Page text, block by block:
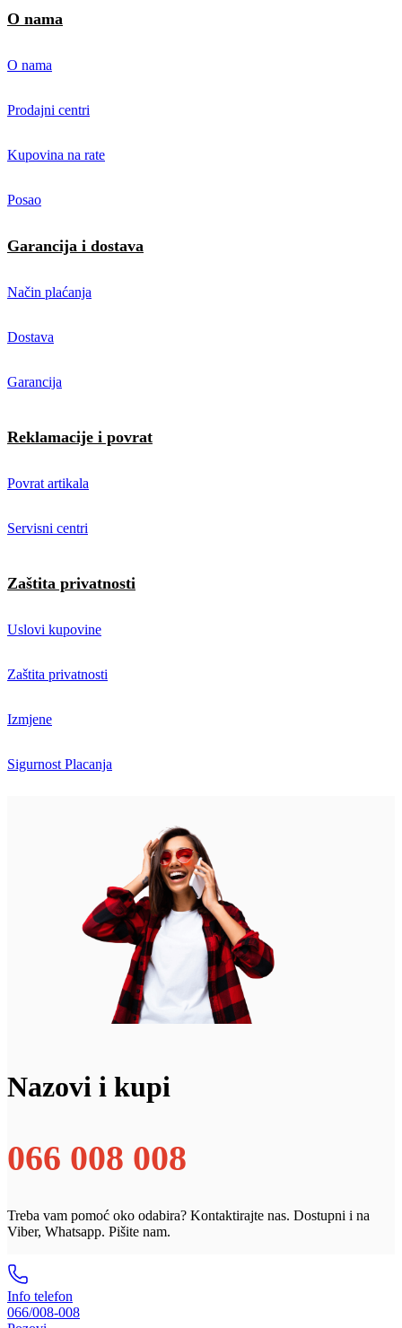
O nama
O nama
Prodajni centri
Kupovina na rate
Posao
Garancija i dostava
Način plaćanja
Dostava
Garancija
Reklamacije i povrat
Povrat artikala
Servisni centri
Zaštita privatnosti
Uslovi kupovine
Zaštita privatnosti
Izmjene
Sigurnost Placanja
Nazovi i kupi
066 008 008
Treba vam pomoć oko odabira? Kontaktirajte nas. Dostupni i na
Viber, Whatsapp. Pišite nam.
Info telefon
066/008-008